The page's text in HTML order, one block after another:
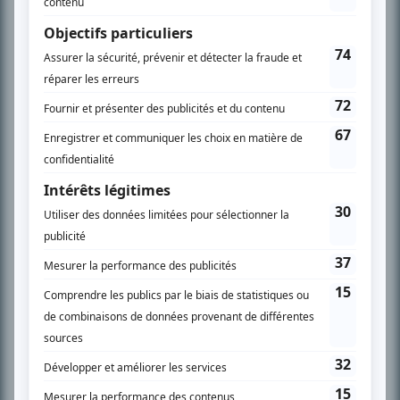
En savoir plus »
SUR LE RÉSEAU BIZZ MÉDIA
PLAN DU SITE
Accueil
Liste des oeuvres
Liste des comédiens
Recherche avancée